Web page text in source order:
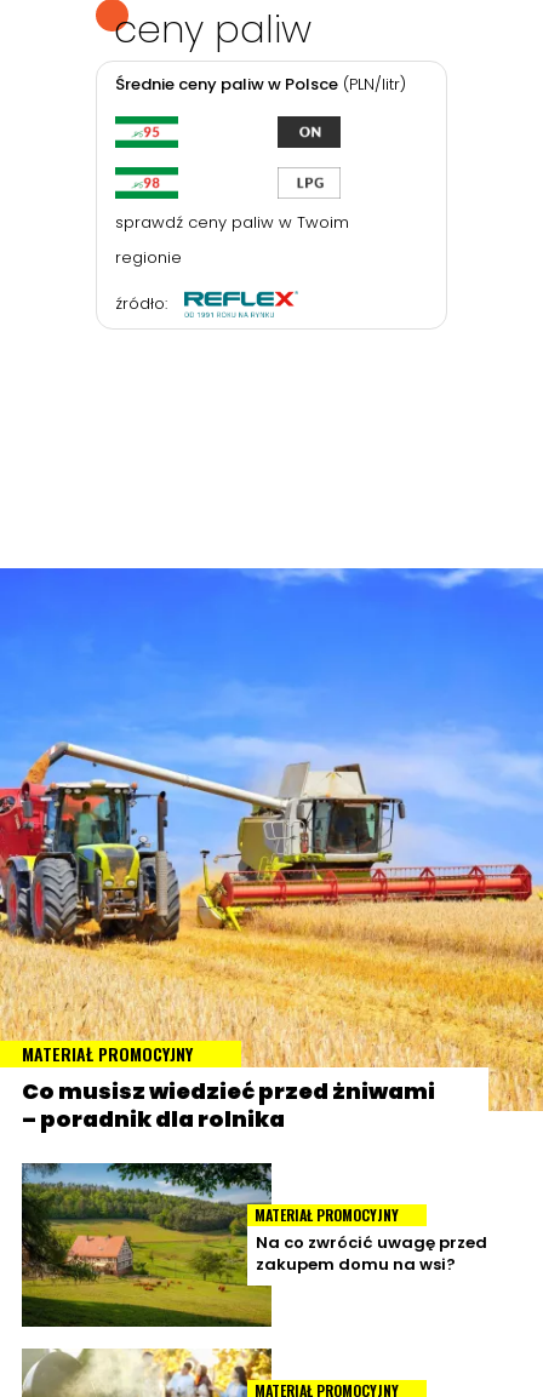
ceny paliw
Średnie ceny paliw w Polsce (PLN/litr)
sprawdź ceny paliw w Twoim
regionie
źródło:
MATERIAŁ PROMOCYJNY
Co musisz wiedzieć przed żniwami
– poradnik dla rolnika
MATERIAŁ PROMOCYJNY
Na co zwrócić uwagę przed
zakupem domu na wsi?
MATERIAŁ PROMOCYJNY